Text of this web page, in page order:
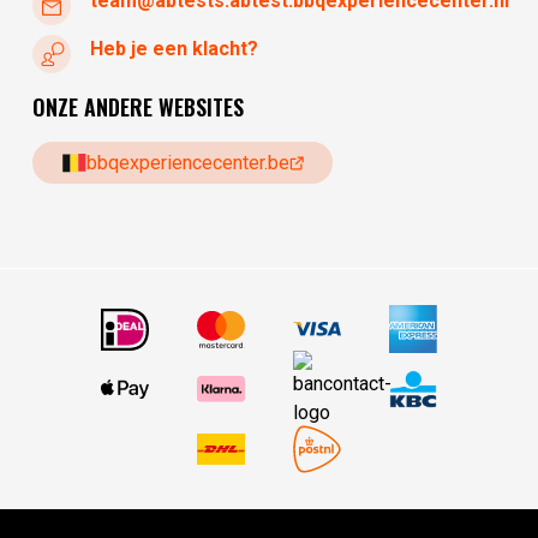
Heb je een klacht?
ONZE ANDERE WEBSITES
bbqexperiencecenter.be